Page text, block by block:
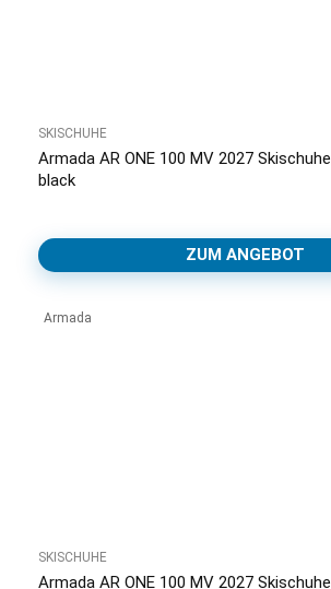
SKISCHUHE
Armada AR ONE 100 MV 2027 Skischuhe
black
ZUM ANGEBOT
Armada
SKISCHUHE
Armada AR ONE 100 MV 2027 Skischuhe